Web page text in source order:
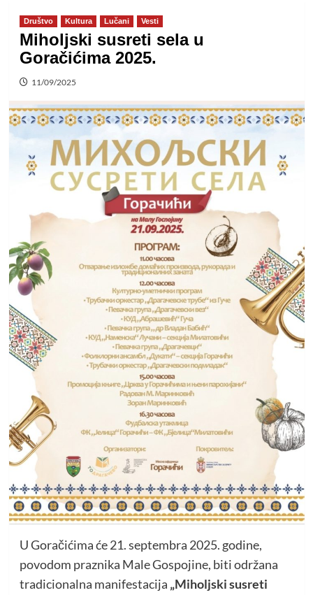
Društvo Kultura Lučani Vesti
Miholjski susreti sela u
Goračićima 2025.
11/09/2025
U Goračićima će 21. septembra 2025. godine,
povodom praznika Male Gospojine, biti održana
tradicionalna manifestacija „Miholjski susreti